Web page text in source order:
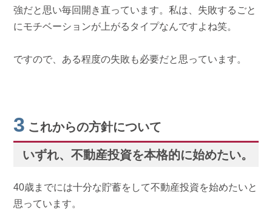
強だと思い毎回開き直っています。私は、失敗するごと
にモチベーションが上がるタイプなんですよね笑。
ですので、ある程度の失敗も必要だと思っています。
3 これからの方針について
いずれ、不動産投資を本格的に始めたい。
40歳までには十分な貯蓄をして不動産投資を始めたいと
思っています。